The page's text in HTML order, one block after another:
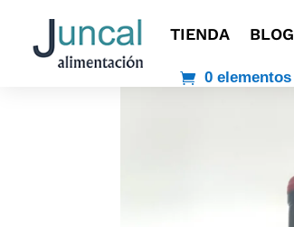
TIENDA BLOG
0 elementos